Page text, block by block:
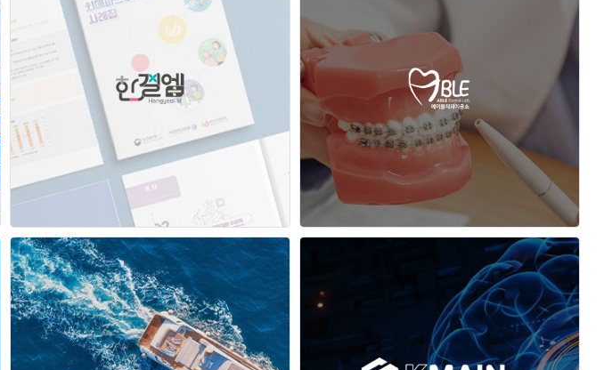
주식회사 그린웨이 맥아이에이코리아
한결엠 에이블덴탈랩